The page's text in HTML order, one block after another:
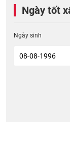
Ngày tốt
Ngày sinh